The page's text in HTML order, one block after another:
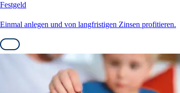
Festgeld
Einmal anlegen und von langfristigen Zinsen profitieren.